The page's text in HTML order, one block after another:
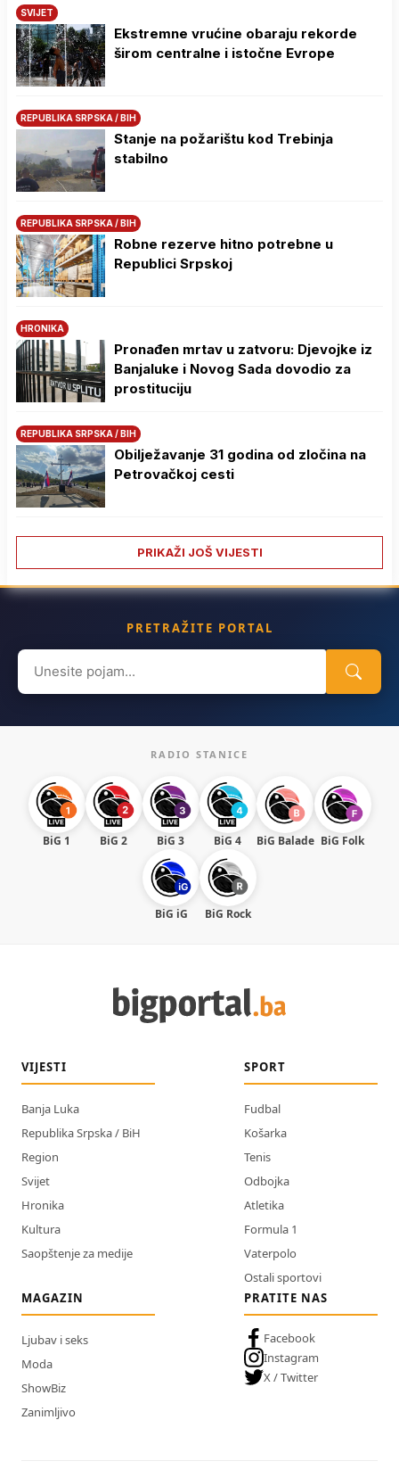
SVIJET
Ekstremne vrućine obaraju rekorde
širom centralne i istočne Evrope
REPUBLIKA SRPSKA / BIH
Stanje na požarištu kod Trebinja
stabilno
REPUBLIKA SRPSKA / BIH
Robne rezerve hitno potrebne u
Republici Srpskoj
HRONIKA
Pronađen mrtav u zatvoru: Djevojke iz
Banjaluke i Novog Sada dovodio za
prostituciju
REPUBLIKA SRPSKA / BIH
Obilježavanje 31 godina od zločina na
Petrovačkoj cesti
PRIKAŽI JOŠ VIJESTI
PRETRAŽITE PORTAL
Search
for:
RADIO STANICE
BiG 1 BiG 2 BiG 3 BiG 4 BiG Balade BiG Folk
BiG iG BiG Rock
VIJESTI
Banja Luka
Republika Srpska / BiH
Region
Svijet
Hronika
Kultura
Saopštenje za medije
SPORT
Fudbal
Košarka
Tenis
Odbojka
Atletika
Formula 1
Vaterpolo
Ostali sportovi
MAGAZIN
Ljubav i seks
Moda
ShowBiz
Zanimljivo
PRATITE NAS
Facebook
Instagram
X / Twitter